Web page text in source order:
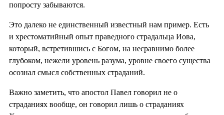
попросту забываются.
Это далеко не единственный известный нам пример. Есть
и хрестоматийный опыт праведного страдальца Иова,
который, встретившись с Богом, на несравнимо более
глубоком, нежели уровень разума, уровне своего существа
осознал смысл собственных страданий.
Важно заметить, что апостол Павел говорил не о
страданиях вообще, он говорил лишь о страданиях